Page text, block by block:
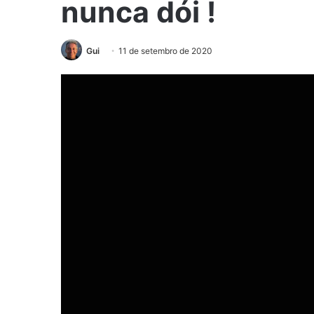
nunca dói !
Gui 11 de setembro de 2020